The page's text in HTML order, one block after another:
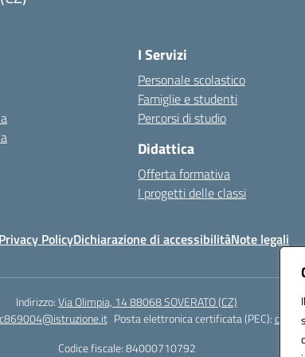
I Servizi
Personale scolastico
Famiglie e studenti
Percorsi di studio
Didattica
Offerta formativa
I progetti delle classi
Privacy PolicyDichiarazione di accessibilitàNote legali
Indirizzo:Via Olimpia, 14 88068 SOVERATO (CZ)
Posta elettronica certificata (PEC):
Codice fiscale: 84000710792